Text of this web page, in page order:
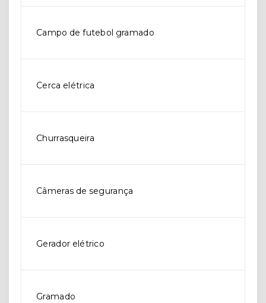
Campo de futebol gramado
Cerca elétrica
Churrasqueira
Câmeras de segurança
Gerador elétrico
Gramado